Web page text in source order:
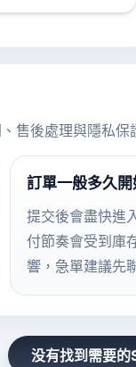
售後處理與隱私保
訂單一般多久開
提交後會盡快進
付節奏會受到庫
響，急單建議先
没有找到需要